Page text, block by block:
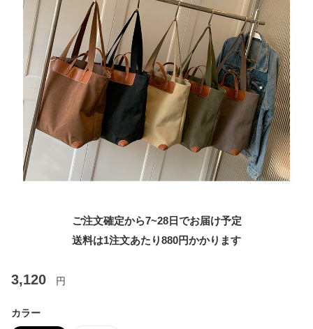
ご注文確定から7~28日でお届け予定
送料は1注文あたり880円かかります
3,120 円
カラー